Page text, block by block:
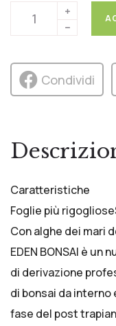
Condividi
Caratteristiche
Foglie più
Con alghe dei mari
EDEN BONSAI è
di derivazione
di bonsai da
fase del post